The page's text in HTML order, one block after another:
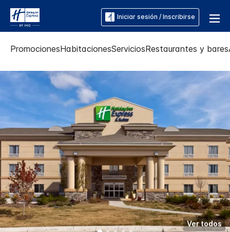
Iniciar sesión / Inscribirse
PromocionesHabitacionesServiciosRestaurantes y bares
Ver todos